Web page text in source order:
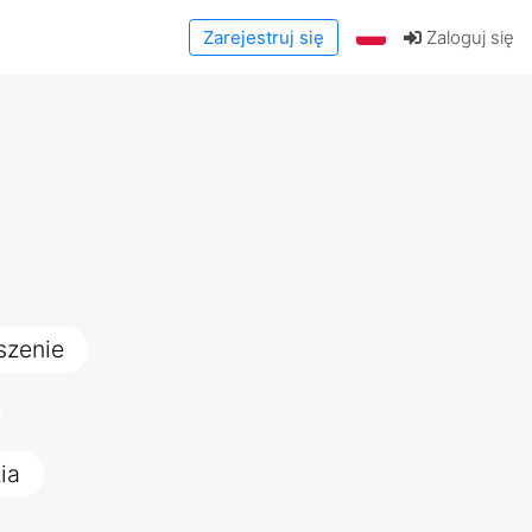
Zarejestruj się Zaloguj się